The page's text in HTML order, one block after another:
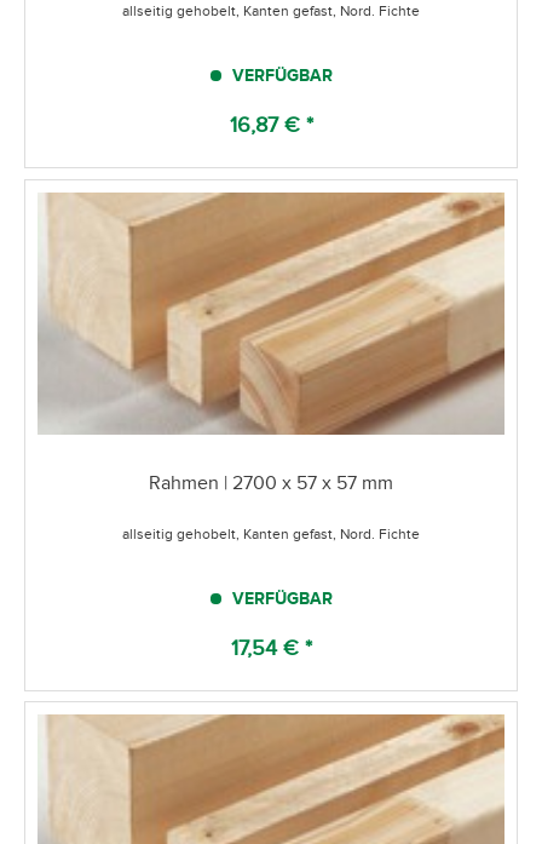
allseitig gehobelt, Kanten gefast, Nord. Fichte
VERFÜGBAR
16,87 € *
Rahmen | 2700 x 57 x 57 mm
allseitig gehobelt, Kanten gefast, Nord. Fichte
VERFÜGBAR
17,54 € *